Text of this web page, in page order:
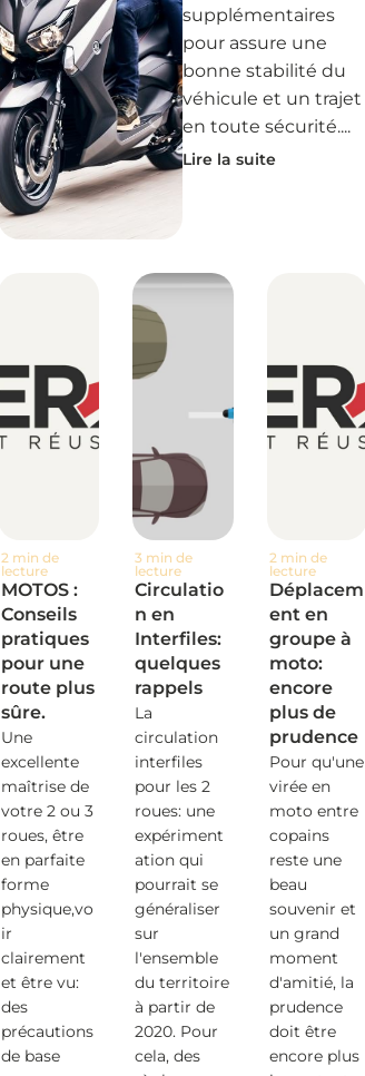
supplémentaires
pour assure une
bonne stabilité du
véhicule et un trajet
en toute sécurité....
Lire la suite
2 min de
lecture
MOTOS :
Conseils
pratiques
pour une
route plus
sûre.
Une
excellente
maîtrise de
votre 2 ou 3
roues, être
en parfaite
forme
physique,vo
ir
clairement
et être vu:
des
précautions
de base
3 min de
lecture
Circulatio
n en
Interfiles:
quelques
rappels
La
circulation
interfiles
pour les 2
roues: une
expériment
ation qui
pourrait se
généraliser
sur
l'ensemble
du territoire
à partir de
2020. Pour
cela, des
2 min de
lecture
Déplacem
ent en
groupe à
moto:
encore
plus de
prudence
Pour qu'une
virée en
moto entre
copains
reste une
beau
souvenir et
un grand
moment
d'amitié, la
prudence
doit être
encore plus